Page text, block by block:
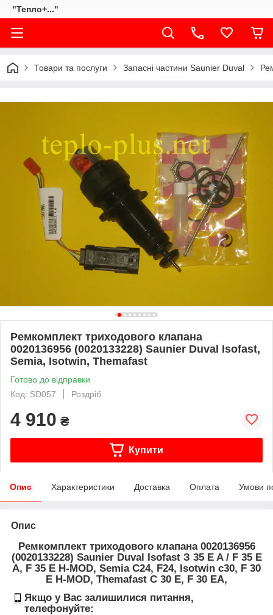
"Тепло+..."
Товари та послуги Запасні частини Saunier Duval
Ремкомплект триходового клапана
0020136956 (0020133228) Saunier Duval Isofast,
Semia, Isotwin, Themafast
Готово до відправки
Код: SD057
Роздріб
4 910 ₴
Купити
Опис Характеристики Доставка Оплата Умови
Опис
Ремкомплект триходового клапана 0020136956
(0020133228) Saunier Duval Isofast З 35 E A / F 35 E
A, F 35 E H-MOD, Semia С24, F24, Isotwin c30, F 30
E H-MOD, Themafast C 30 E, F 30 EA,
Якщо у Вас залишилися питання,
телефонуйте: